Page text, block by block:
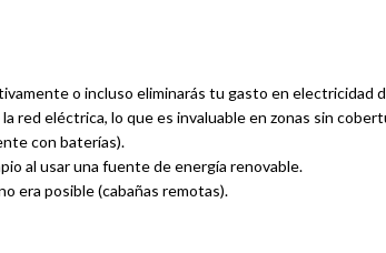
o incluso eliminarás tu gasto en electricidad
red eléctrica, lo que es invaluable en zonas sin
con baterías).
al usar una fuente de energía renovable.
era posible (cabañas remotas).